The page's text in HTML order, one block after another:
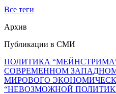
Все теги
Архив
Публикации в СМИ
ПОЛИТИКА
СОВРЕМЕННОМ
МИРОВОГО
“НЕВОЗМОЖНОЙ